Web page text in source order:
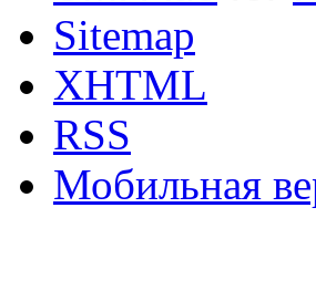
Sitemap
XHTML
RSS
Мобильная